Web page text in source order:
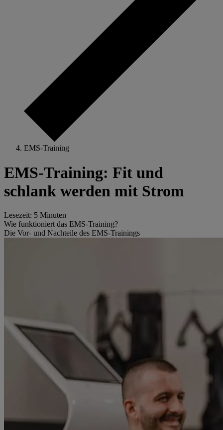
EMS-Training
EMS-Training: Fit und
schlank werden mit Strom
Lesezeit: 5 Minuten
Wie funktioniert das EMS-Training?
Die Vor- und Nachteile des EMS-Trainings